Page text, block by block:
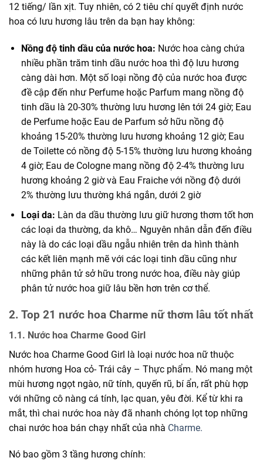
12 tiếng/ lần xịt. Tuy nhiên, có 2 tiêu chí quyết định nước
hoa có lưu hương lâu trên da bạn hay không:
Nồng độ tinh dầu của nước hoa: Nước hoa càng chứa
nhiều phần trăm tinh dầu nước hoa thì độ lưu hương
càng dài hơn. Một số loại nồng độ của nước hoa được
đề cập đến như Perfume hoặc Parfum mang nồng độ
tinh dầu là 20-30% thường lưu hương lên tới 24 giờ; Eau
de Perfume hoặc Eau de Parfum sở hữu nồng độ
khoảng 15-20% thường lưu hương khoảng 12 giờ; Eau
de Toilette có nồng độ 5-15% thường lưu hương khoảng
4 giờ; Eau de Cologne mang nồng độ 2-4% thường lưu
hương khoảng 2 giờ và Eau Fraiche với nồng độ dưới
2% thường lưu thường khá ngắn, dưới 2 giờ
Loại da: Làn da dầu thường lưu giữ hương thơm tốt hơn
các loại da thường, da khô… Nguyên nhân dẫn đến điều
này là do các loại dầu ngẫu nhiên trên da hình thành
các kết liên mạnh mẽ với các loại tinh dầu cũng như
những phân tử sở hữu trong nước hoa, điều này giúp
phân tử nước hoa giữ lâu bền hơn trên cơ thể.
2. Top 21 nước hoa Charme nữ thơm lâu tốt nhất
1.1. Nước hoa Charme Good Girl
Nước hoa Charme Good Girl là loại nước hoa nữ thuộc
nhóm hương Hoa cỏ- Trái cây – Thực phẩm. Nó mang một
mùi hương ngọt ngào, nữ tính, quyến rũ, bí ẩn, rất phù hợp
với những cô nàng cá tính, lạc quan, yêu đời. Kể từ khi ra
mắt, thì chai nước hoa này đã nhanh chóng lọt top những
chai nước hoa bán chạy nhất của nhà Charme.
Nó bao gồm 3 tầng hương chính: